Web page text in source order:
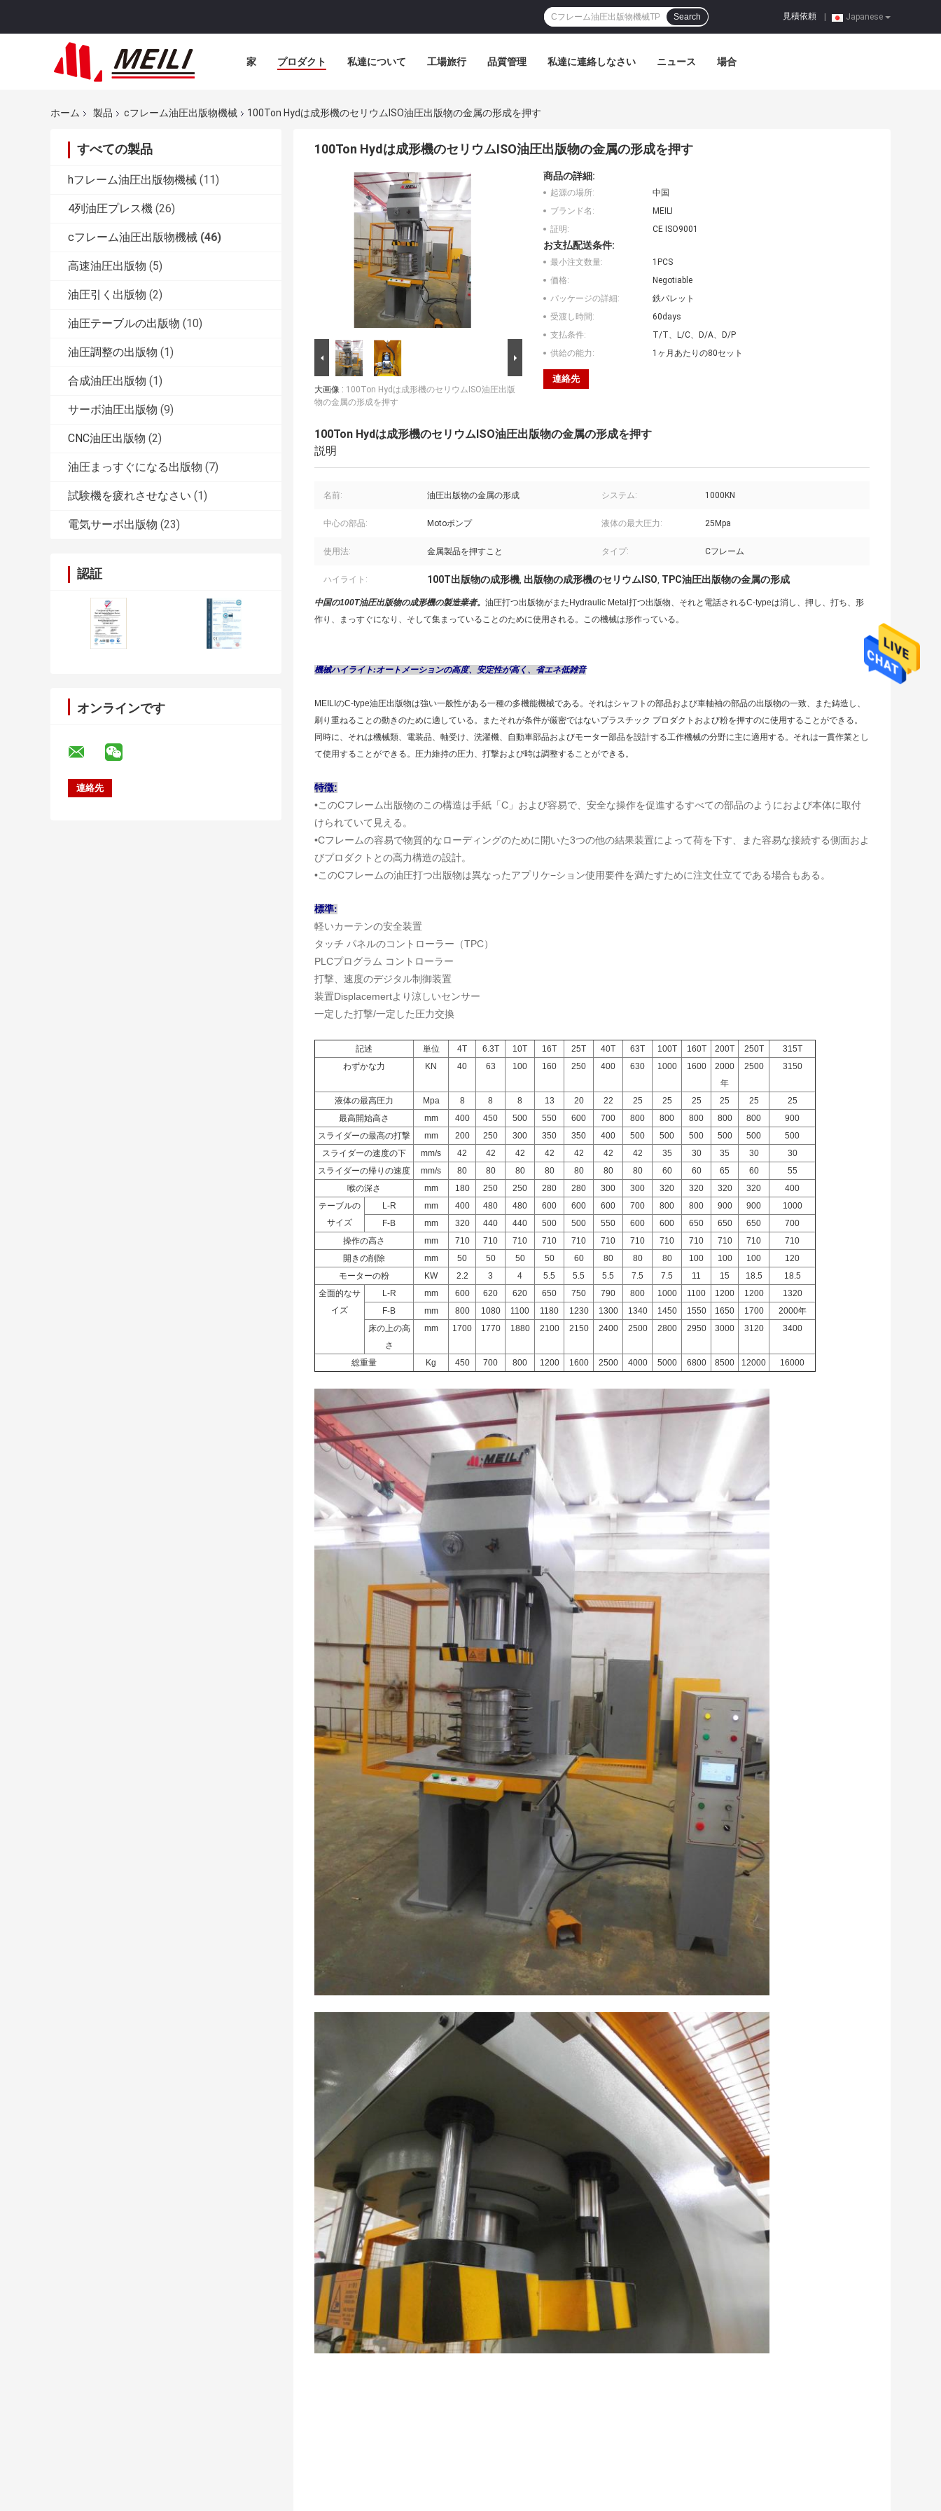
Japanese
見積依頼
Search
家 プロダクト 私達について 工場旅行 品質管理 私達に連絡しなさい ニュース 場合
ホーム 製品 cフレーム油圧出版物機械 100Ton Hydは成形機のセリウムISO油圧出版物の金属の形成を押す
すべての製品
hフレーム油圧出版物機械 (11)
4列油圧プレス機 (26)
cフレーム油圧出版物機械 (46)
高速油圧出版物 (5)
油圧引く出版物 (2)
油圧テーブルの出版物 (10)
油圧調整の出版物 (1)
合成油圧出版物 (1)
サーボ油圧出版物 (9)
CNC油圧出版物 (2)
油圧まっすぐになる出版物 (7)
試験機を疲れさせなさい (1)
電気サーボ出版物 (23)
認証
オンラインです
100Ton Hydは成形機のセリウムISO油圧出版物の金属の形成を押す
大画像 : 100Ton Hydは成形機のセリウムISO油圧出版
物の金属の形成を押す
商品の詳細:
起源の場所:
中国
ブランド名:
MEILI
証明:
CE ISO9001
お支払配送条件:
最小注文数量:
1PCS
価格:
Negotiable
パッケージの詳細:
鉄パレット
受渡し時間:
60days
支払条件:
T/T、L/C、D/A、D/P
供給の能力:
1ヶ月あたりの80セット
連絡先
100Ton Hydは成形機のセリウムISO油圧出版物の金属の形成を押す
説明
名前: 油圧出版物の金属の形成 システム: 1000KN
中心の部品: Motoポンプ 液体の最大圧力: 25Mpa
使用法: 金属製品を押すこと タイプ: Cフレーム
ハイライト: 100T出版物の成形機, 出版物の成形機のセリウムISO, TPC油圧出版物の金属の形成
中国の100T油圧出版物の成形機の製造業者。 油圧打つ出版物がまたHydraulic Metal打つ出版物、それと電話されるC-typeは消し、押し、打ち、形
作り、まっすぐになり、そして集まっていることのために使用される。 この機械は形作っている。
機械ハイライト:オートメーションの高度、安定性が高く、省エネ低雑音
MEILIのC-type油圧出版物は強い一般性がある一種の多機能機械である。それはシャフトの部品および車軸袖の部品の出版物の一致、また鋳造し、
刷り重ねることの動きのために適している。またそれが条件が厳密ではないプラスチック プロダクトおよび粉を押すのに使用することができる。
同時に、それは機械類、電装品、軸受け、洗濯機、自動車部品およびモーター部品を設計する工作機械の分野に主に適用する。それは一貫作業とし
て使用することができる。圧力維持の圧力、打撃および時は調整することができる。
特徴:
•このCフレーム出版物のこの構造は手紙「C」および容易で、安全な操作を促進するすべての部品のようにおよび本体に取付
けられていて見える。
•Cフレームの容易で物質的なローディングのために開いた3つの他の結果装置によって荷を下す、また容易な接続する側面およ
びプロダクトとの高力構造の設計。
•このCフレームの油圧打つ出版物は異なったアプリケ−ション使用要件を満たすために注文仕立てである場合もある。
標準:
軽いカーテンの安全装置
タッチ パネルのコントローラー（TPC）
PLCプログラム コントローラー
打撃、速度のデジタル制御装置
装置Displacemertより涼しいセンサー
一定した打撃/一定した圧力交換
記述 単位 4T 6.3T 10T 16T 25T 40T 63T 100T 160T 200T 250T
315T
わずかな力
KN 40 63 100 160 250 400 630 1000 1600
2000
年
2500 3150
液体の最高圧力 Mpa 8 8 8 13 20 22 25 25 25 25 25
25
最高開始高さ
mm 400 450 500 550 600 700 800 800 800 800 800
900
スライダーの最高の打撃
mm 200 250 300 350 350 400 500 500 500 500 500
500
スライダーの速度の下
mm/s 42 42 42 42 42 42 42 35 30 35 30
30
スライダーの帰りの速度
mm/s 80 80 80 80 80 80 80 60 60 65 60
55
喉の深さ
mm 180 250 250 280 280 300 300 320 320 320 320
400
テーブルの
サイズ
L-R mm 400 480 480 600 600 600 700 800 800 900 900
1000
F-B
mm 320 440 440 500 500 550 600 600 650 650 650
700
操作の高さ
mm 710 710 710 710 710 710 710 710 710 710 710
710
開きの削除
mm 50 50 50 50 60 80 80 80 100 100 100
120
モーターの粉
KW 2.2 3 4 5.5 5.5 5.5 7.5 7.5 11 15 18.5
18.5
全面的なサ
イズ
L-R mm 600 620 620 650 750 790 800 1000 1100 1200 1200
1320
F-B
mm 800 1080 1100 1180 1230 1300 1340 1450 1550 1650 1700
2000年
床の上の高
さ
mm 1700 1770 1880 2100 2150 2400 2500 2800 2950 3000 3120 3400
総重量 Kg 450 700 800 1200 1600 2500 4000 5000 6800 8500 12000 16000